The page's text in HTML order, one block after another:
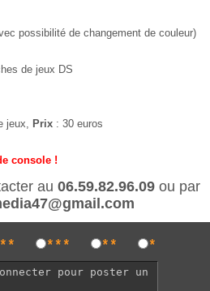
possibilité de changement de couleur)
de jeux DS
jeux, Prix : 30 euros
console !
au 06.59.82.96.09 ou par
*** ** *